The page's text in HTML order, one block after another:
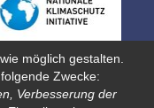
möglich gestalten.
Zwecke:
Verbesserung der